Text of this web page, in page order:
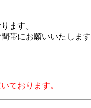
ます。
帯にお願いいたしま
ております。